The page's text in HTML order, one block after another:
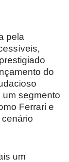
pela
do
segmento
Ferrari e
um